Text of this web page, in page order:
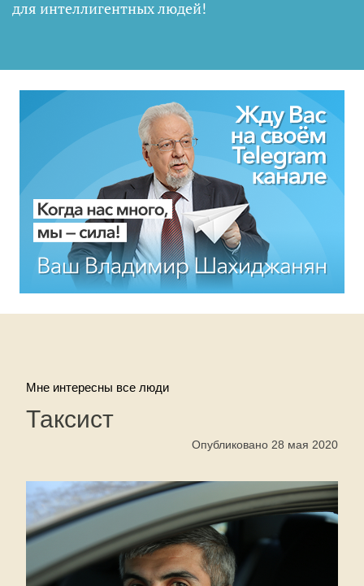
для интеллигентных людей!
Мне интересны все люди
Таксист
Опубликовано 28 мая 2020